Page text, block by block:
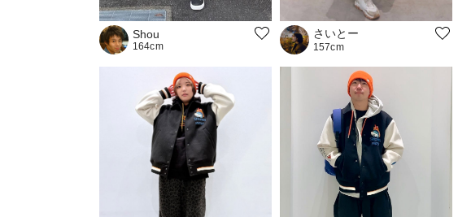
Shou
164cm
さいとー
157cm